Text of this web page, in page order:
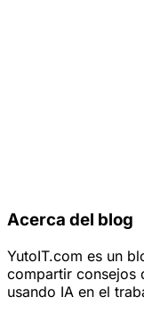
Acerca del blog
YutoIT.com es un
compartir consejos
usando IA en el